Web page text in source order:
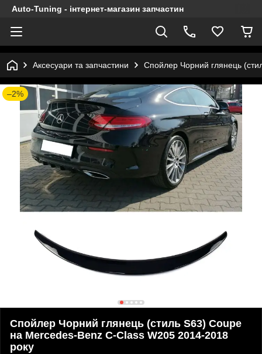
Auto-Tuning - інтернет-магазин запчастин
Аксесуари та запчастини Спойлер Чорний глянець
–2%
Спойлер Чорний глянець (стиль S63) Coupe
на Mercedes-Benz C-Class W205 2014-2018
року